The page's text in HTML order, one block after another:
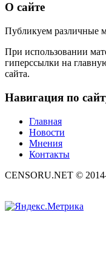
О сайте
Публикуем различные
При использовании
гиперссылки на
сайта.
Навигация по
Главная
Новости
Мнения
Контакты
CENSORU.NET ©